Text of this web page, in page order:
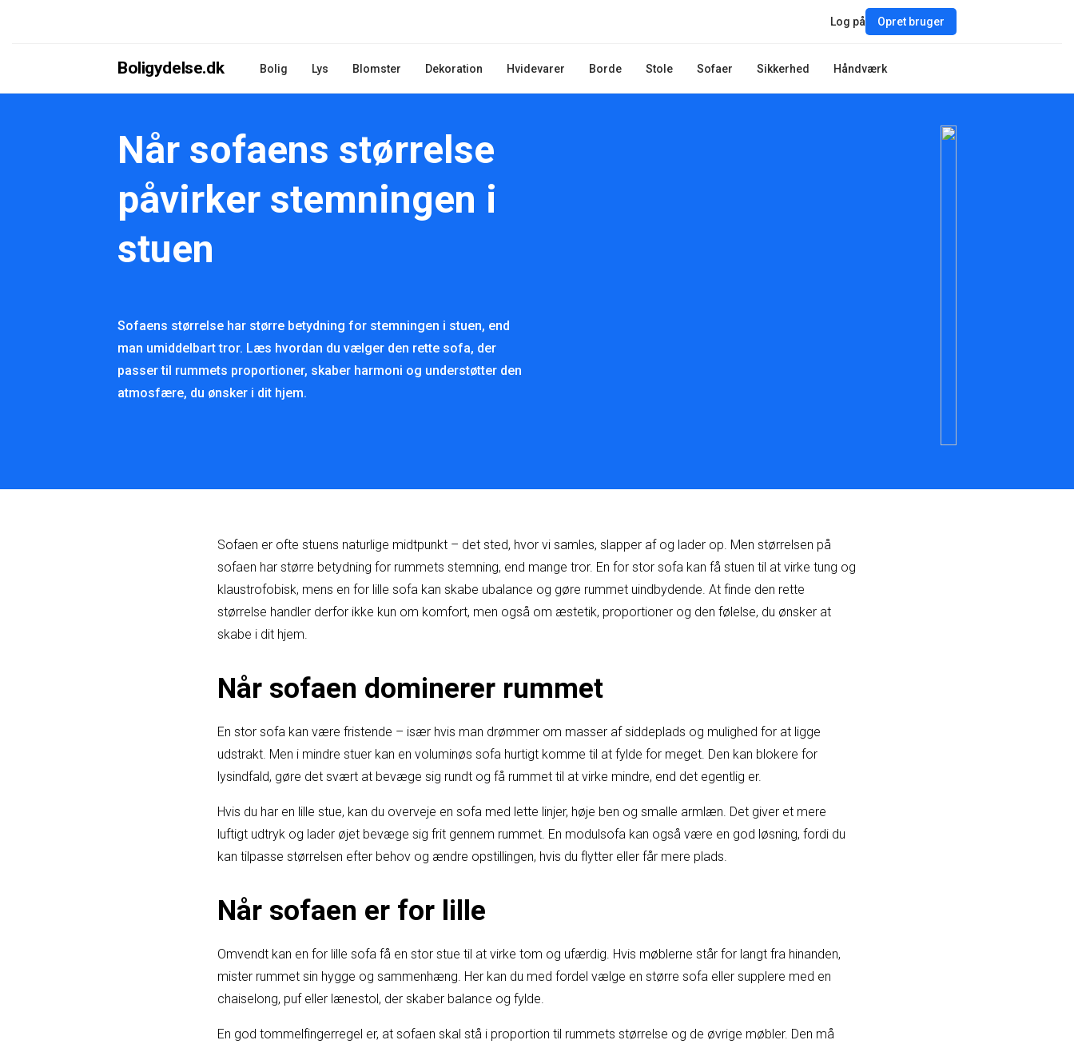
Boligydelse.dk Bolig Lys Blomster Dekoration Hvidevarer Borde Stole Sofaer Sikkerhed Håndværk
Log på Opret bruger
Når sofaens størrelse
påvirker stemningen i
stuen
Sofaens størrelse har større betydning for stemningen i stuen, end
man umiddelbart tror. Læs hvordan du vælger den rette sofa, der
passer til rummets proportioner, skaber harmoni og understøtter den
atmosfære, du ønsker i dit hjem.
Sofaen er ofte stuens naturlige midtpunkt – det sted, hvor vi samles, slapper af og lader op. Men størrelsen på
sofaen har større betydning for rummets stemning, end mange tror. En for stor sofa kan få stuen til at virke tung og
klaustrofobisk, mens en for lille sofa kan skabe ubalance og gøre rummet uindbydende. At finde den rette
størrelse handler derfor ikke kun om komfort, men også om æstetik, proportioner og den følelse, du ønsker at
skabe i dit hjem.
Når sofaen dominerer rummet
En stor sofa kan være fristende – især hvis man drømmer om masser af siddeplads og mulighed for at ligge
udstrakt. Men i mindre stuer kan en voluminøs sofa hurtigt komme til at fylde for meget. Den kan blokere for
lysindfald, gøre det svært at bevæge sig rundt og få rummet til at virke mindre, end det egentlig er.
Hvis du har en lille stue, kan du overveje en sofa med lette linjer, høje ben og smalle armlæn. Det giver et mere
luftigt udtryk og lader øjet bevæge sig frit gennem rummet. En modulsofa kan også være en god løsning, fordi du
kan tilpasse størrelsen efter behov og ændre opstillingen, hvis du flytter eller får mere plads.
Når sofaen er for lille
Omvendt kan en for lille sofa få en stor stue til at virke tom og ufærdig. Hvis møblerne står for langt fra hinanden,
mister rummet sin hygge og sammenhæng. Her kan du med fordel vælge en større sofa eller supplere med en
chaiselong, puf eller lænestol, der skaber balance og fylde.
En god tommelfingerregel er, at sofaen skal stå i proportion til rummets størrelse og de øvrige møbler. Den må